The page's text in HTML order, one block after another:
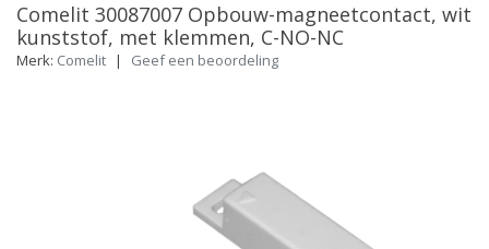
Comelit 30087007 Opbouw-magneetcontact, wit
kunststof, met klemmen, C-NO-NC
Merk: Comelit | Geef een beoordeling